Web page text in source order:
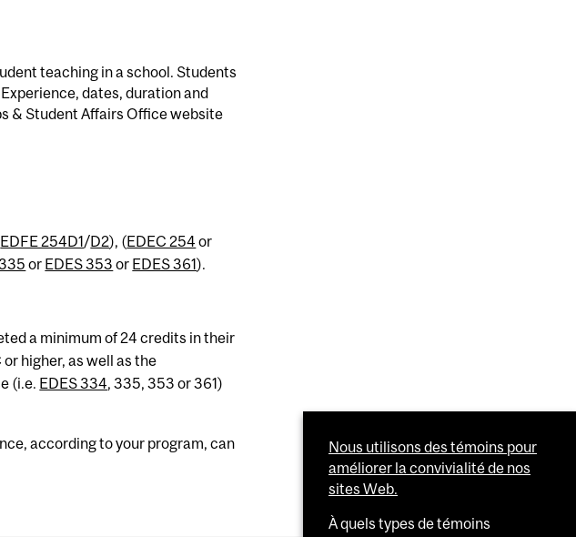
teaching in a school. Students
dates, duration and
& Student Affairs Office website
EDFE 254D1/D2), (EDEC 254 or
or EDES 353 or EDES 361).
a minimum of 24 credits in their
higher, as well as the
(i.e. EDES 334, 335, 353 or 361)
according to your program, can
Nous utilisons des témoins pour
améliorer la convivialité de nos
sites Web.
À quels types de témoins